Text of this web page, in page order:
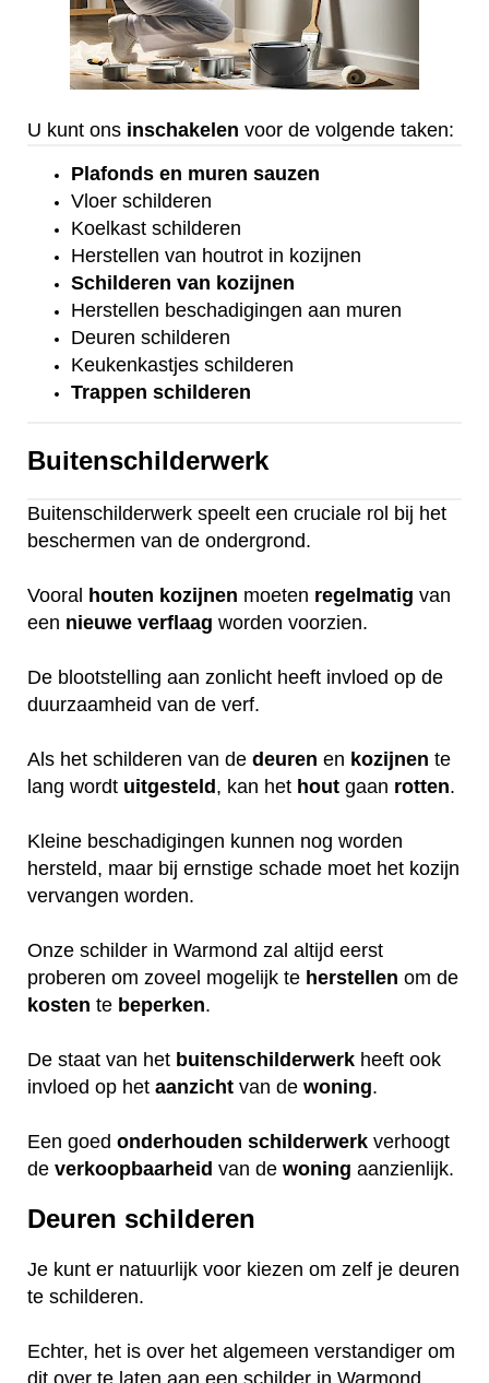
U kunt ons inschakelen voor de volgende taken:
Plafonds en muren sauzen
Vloer schilderen
Koelkast schilderen
Herstellen van houtrot in kozijnen
Schilderen van kozijnen
Herstellen beschadigingen aan muren
Deuren schilderen
Keukenkastjes schilderen
Trappen schilderen
Buitenschilderwerk
Buitenschilderwerk speelt een cruciale rol bij het
beschermen van de ondergrond.
Vooral houten kozijnen moeten regelmatig van
een nieuwe verflaag worden voorzien.
De blootstelling aan zonlicht heeft invloed op de
duurzaamheid van de verf.
Als het schilderen van de deuren en kozijnen te
lang wordt uitgesteld, kan het hout gaan rotten.
Kleine beschadigingen kunnen nog worden
hersteld, maar bij ernstige schade moet het kozijn
vervangen worden.
Onze schilder in Warmond zal altijd eerst
proberen om zoveel mogelijk te herstellen om de
kosten te beperken.
De staat van het buitenschilderwerk heeft ook
invloed op het aanzicht van de woning.
Een goed onderhouden schilderwerk verhoogt
de verkoopbaarheid van de woning aanzienlijk.
Deuren schilderen
Je kunt er natuurlijk voor kiezen om zelf je deuren
te schilderen.
Echter, het is over het algemeen verstandiger om